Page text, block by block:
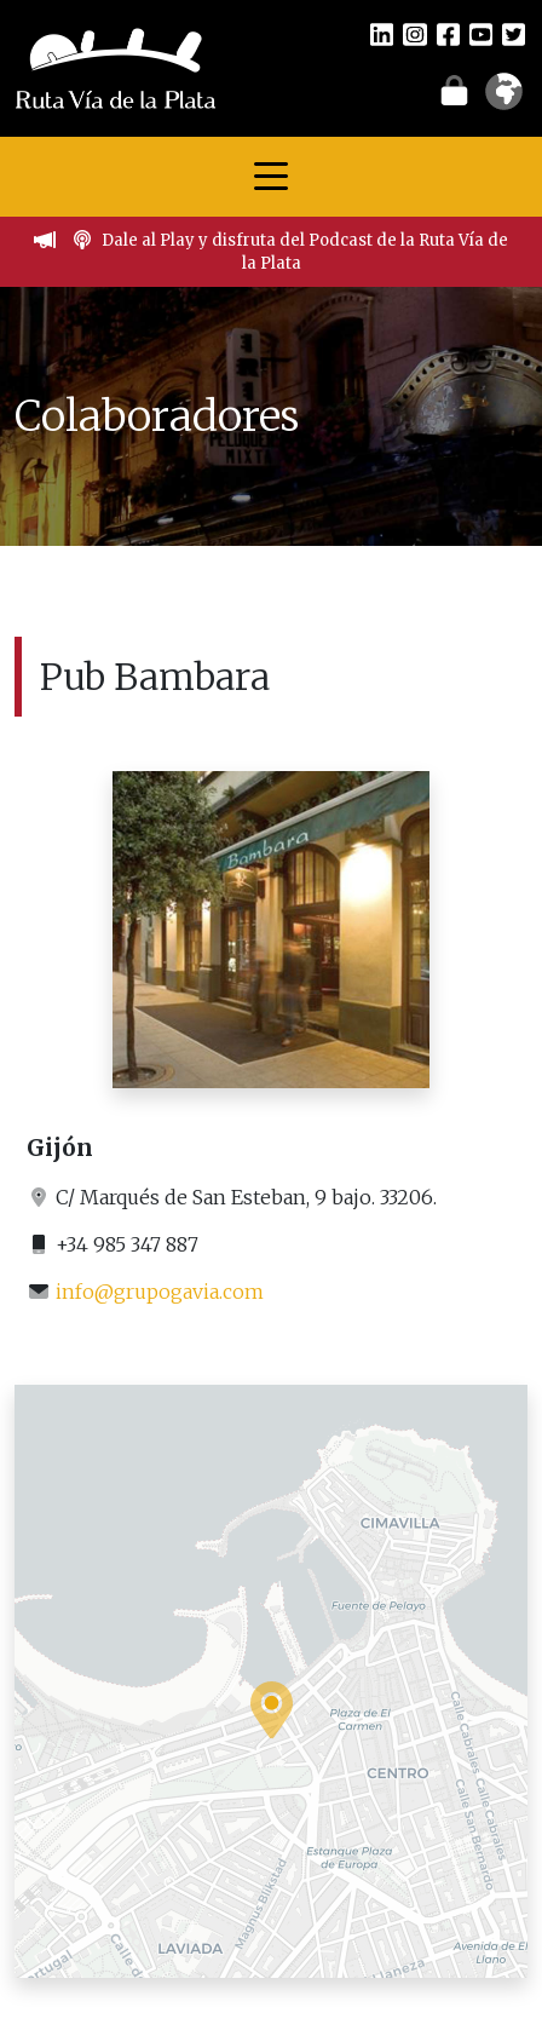
Dale al Play y disfruta del Podcast de la Ruta Vía de
la Plata
Colaboradores
Pub Bambara
Gijón
C/ Marqués de San Esteban, 9 bajo. 33206.
+34 985 347 887
info@grupogavia.com